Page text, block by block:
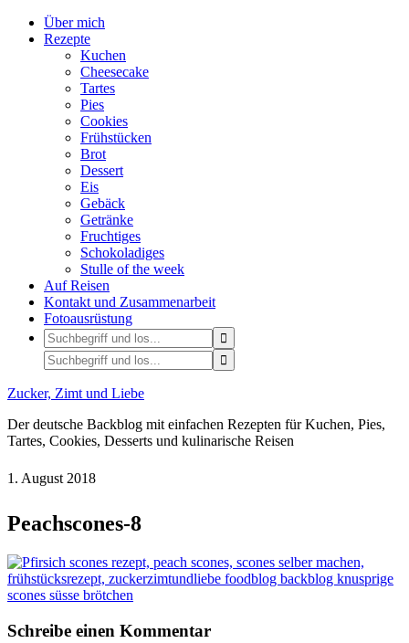
Über mich
Rezepte
Kuchen
Cheesecake
Tartes
Pies
Cookies
Frühstücken
Brot
Dessert
Eis
Gebäck
Getränke
Fruchtiges
Schokoladiges
Stulle of the week
Auf Reisen
Kontakt und Zusammenarbeit
Fotoausrüstung
Zucker, Zimt und Liebe
Der deutsche Backblog mit einfachen Rezepten für Kuchen, Pies,
Tartes, Cookies, Desserts und kulinarische Reisen
1. August 2018
Peachscones-8
Schreibe einen Kommentar